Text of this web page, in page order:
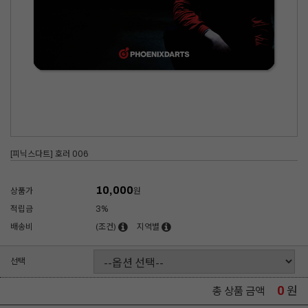
[피닉스다트] 호러 006
상품가 10,000원
적립금
3%
배송비
(조건) 지역별
선택
총 상품 금액 0 원